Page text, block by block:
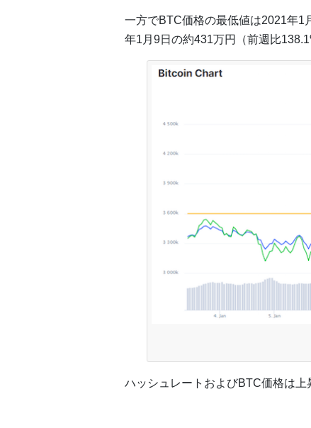
一方でBTC価格の最低値は2021年1
年1月9日の約431万円（前週比
ハッシュレートおよびBTC価格は上